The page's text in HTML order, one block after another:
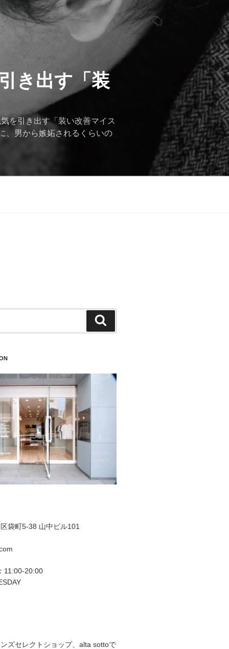
き出す「装
を引き出す「装い改善マイス
、男から嫉妬されるくらいの
索
袋町5-38 山中ビル101
11:00-20:00
ズセレクトショップ、alta sottoで